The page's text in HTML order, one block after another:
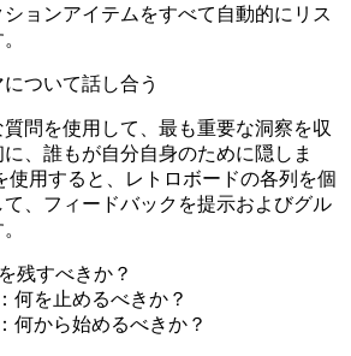
ョンアイテムをすべて自動的にリス
ついて話し合う
問を使用して、最も重要な洞察を収
、誰もが自分自身のために隠しま
使用すると、レトロボードの各列を個
て、フィードバックを提示およびグル
残すべきか？
何を止めるべきか？
何から始めるべきか？